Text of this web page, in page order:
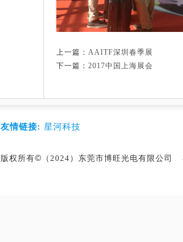
上一篇： AAITF深圳春季展
下一篇： 2017中国上海展会
友情链接: 星河科技
版权所有© （2024）东莞市博旺光电有限公司